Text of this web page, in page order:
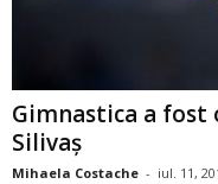
Gimnastica a fost
Silivaş
Mihaela Costache - iul. 11,